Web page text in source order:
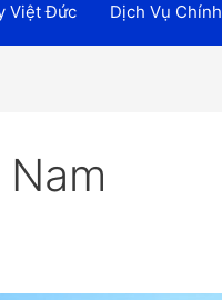
Việt Đức Dịch Vụ Chính